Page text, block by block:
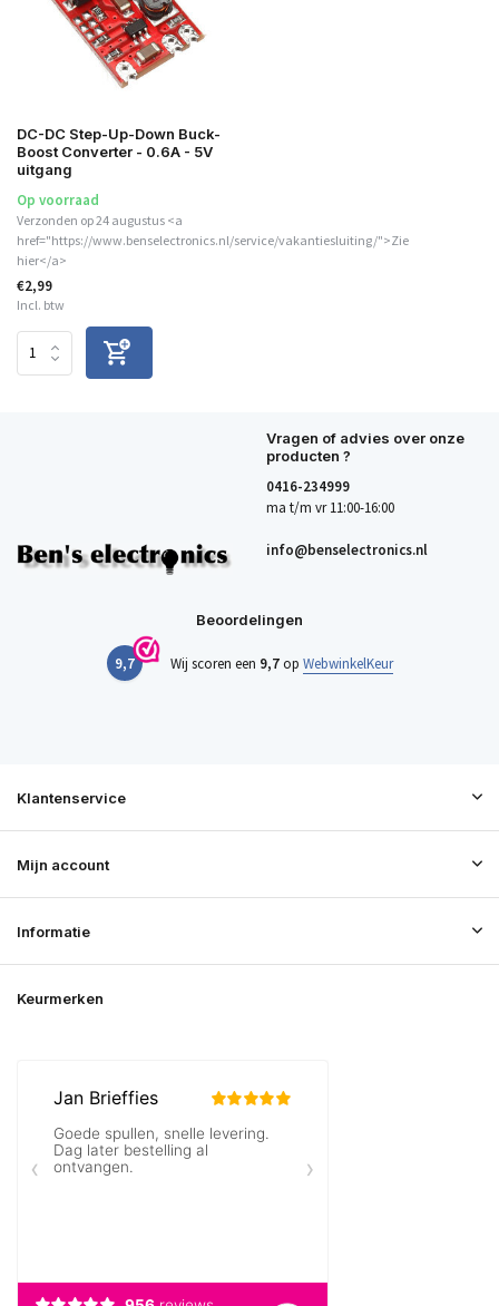
DC-DC Step-Up-Down Buck-
Boost Converter - 0.6A - 5V
uitgang
Op voorraad
Verzonden op 24 augustus <a
href="https://www.benselectronics.nl/service/vakantiesluiting/">Zie
hier</a>
€2,99
Incl. btw
Vragen of advies over onze
producten ?
0416-234999
ma t/m vr 11:00-16:00
info@benselectronics.nl
Beoordelingen
9,7 Wij scoren een 9,7op WebwinkelKeur
Klantenservice
Mijn account
Informatie
Keurmerken